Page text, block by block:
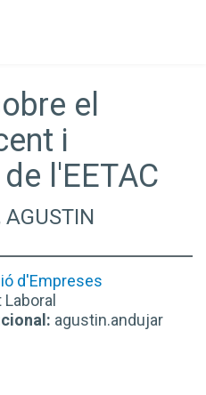
el
i
l'EETAC
d'Empreses
agustin.andujar